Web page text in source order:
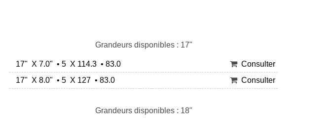
Grandeurs disponibles : 17"
17" X 7.0" • 5 X 114.3 • 83.0
Consulter
17" X 8.0" • 5 X 127 • 83.0
Consulter
Grandeurs disponibles : 18"